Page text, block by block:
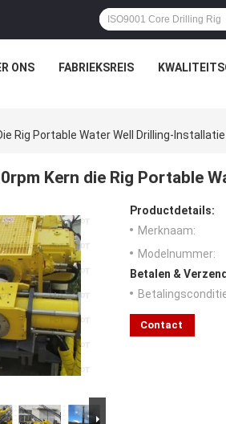
ONS FABRIEKSREIS
Rig Portable Water Well Drilling-
Kern die Rig Portable
Productdetails:
Merknaam:
Modelnummer:
Betalen &
Contact